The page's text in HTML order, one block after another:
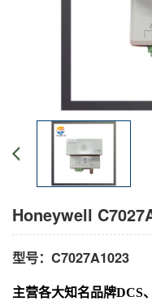
Honeywell
型号：C7027A1023
主营各大知名品牌DCS